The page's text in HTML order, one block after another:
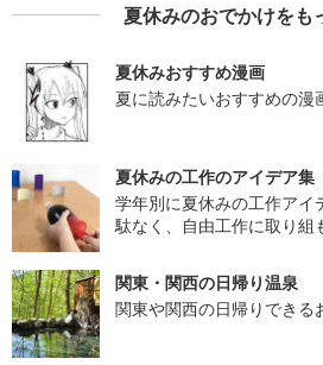
夏休みのおでかけをも
夏休みおすすめ漫画
夏に読みたいおすすめの漫
夏休みの工作のアイデア集
学年別に夏休みの工作アイ
駄なく、自由工作に取り組
関東・関西の日帰り温泉
関東や関西の日帰りできる